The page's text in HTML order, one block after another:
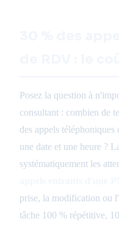
Posez la question à
consultant : combien de
des appels
une date et une heure ?
systématiquement les
prise, la modification ou
tâche 100 % répétitive,